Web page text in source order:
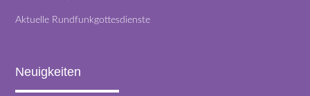
Aktuelle Rundfunkgottesdienste
Neuigkeiten